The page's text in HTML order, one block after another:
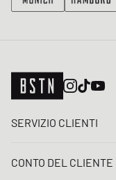
SERVIZIO CLIENTI
FAQ
CONTO DEL CLIENTE